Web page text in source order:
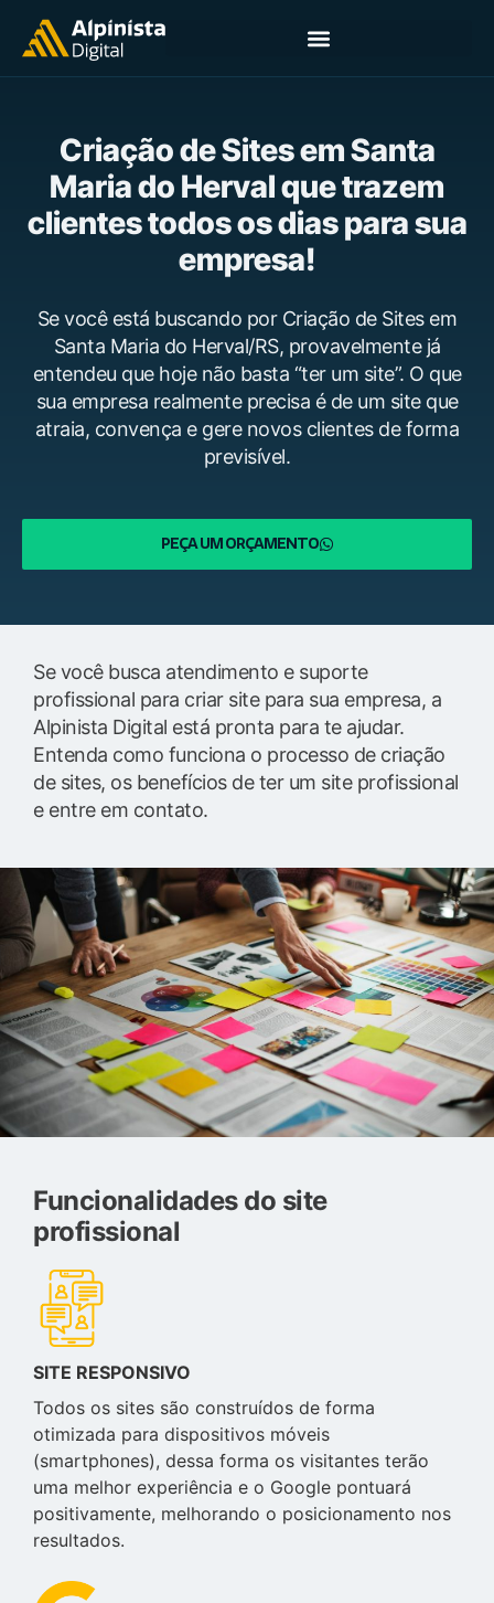
Criação de Sites em Santa
Maria do Herval que trazem
clientes todos os dias para sua
empresa!
Se você está buscando por Criação de Sites em
Santa Maria do Herval/RS, provavelmente já
entendeu que hoje não basta “ter um site”. O que
sua empresa realmente precisa é de um site que
atraia, convença e gere novos clientes de forma
previsível.
PEÇA UM ORÇAMENTO
Se você busca atendimento e suporte
profissional para criar site para sua empresa, a
Alpinista Digital está pronta para te ajudar.
Entenda como funciona o processo de criação
de sites, os benefícios de ter um site profissional
e entre em contato.
Funcionalidades do site
profissional
SITE RESPONSIVO
Todos os sites são construídos de forma
otimizada para dispositivos móveis
(smartphones), dessa forma os visitantes terão
uma melhor experiência e o Google pontuará
positivamente, melhorando o posicionamento nos
resultados.